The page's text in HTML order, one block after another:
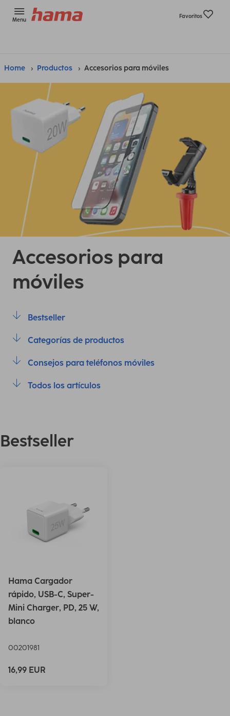
Menu
Favoritos
Home Productos Accesorios para móviles
Accesorios para
móviles
Bestseller
Categorías de productos
Consejos para teléfonos móviles
Todos los artículos
Bestseller
Hama Cargador
rápido, USB-C, Super-
Mini Charger, PD, 25 W,
blanco
00201981
16,99 EUR